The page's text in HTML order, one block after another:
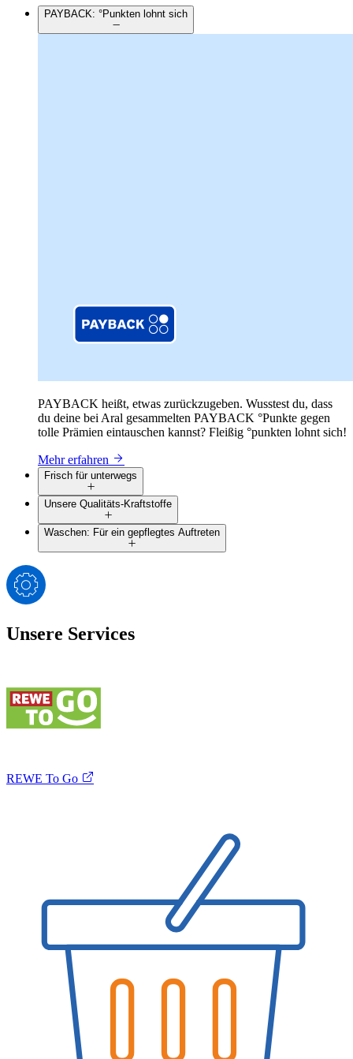
PAYBACK: °Punkten lohnt sich
PAYBACK heißt, etwas zurückzugeben. Wusstest du, dass
du deine bei Aral gesammelten PAYBACK °Punkte gegen
tolle Prämien eintauschen kannst? Fleißig °punkten lohnt sich!
Mehr erfahren
Frisch für unterwegs
Unsere Qualitäts-Kraftstoffe
Waschen: Für ein gepflegtes Auftreten
Unsere Services
REWE To Go